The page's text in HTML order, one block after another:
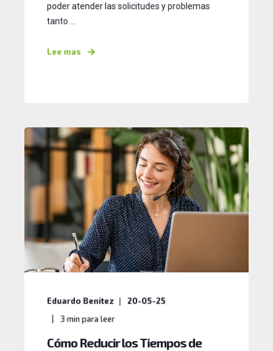
poder atender las solicitudes y problemas
tanto ...
Lee mas
Eduardo Benitez
20-05-25
3 min para leer
Cómo Reducir los Tiempos de